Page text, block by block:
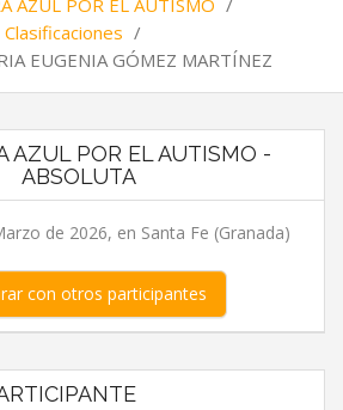
AZUL POR EL AUTISMO /
Clasificaciones /
EUGENIA GÓMEZ MARTÍNEZ
AZUL POR EL AUTISMO -
ABSOLUTA
de 2026, en Santa Fe (Granada)
con otros participantes